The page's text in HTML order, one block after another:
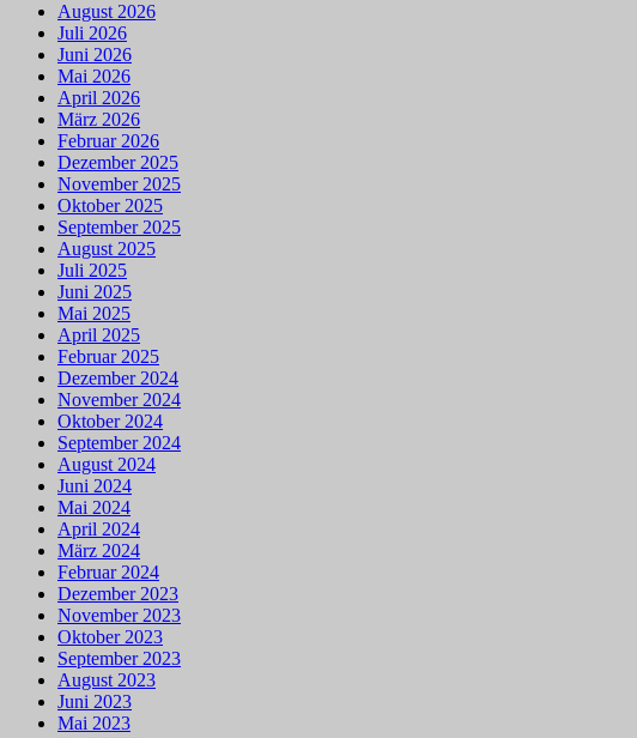
August 2026
Juli 2026
Juni 2026
Mai 2026
April 2026
März 2026
Februar 2026
Dezember 2025
November 2025
Oktober 2025
September 2025
August 2025
Juli 2025
Juni 2025
Mai 2025
April 2025
Februar 2025
Dezember 2024
November 2024
Oktober 2024
September 2024
August 2024
Juni 2024
Mai 2024
April 2024
März 2024
Februar 2024
Dezember 2023
November 2023
Oktober 2023
September 2023
August 2023
Juni 2023
Mai 2023